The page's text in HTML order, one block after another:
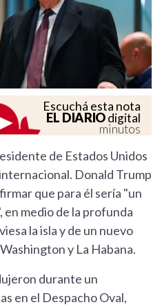
Escuchá esta nota
EL DIARIOdigital
minutos
de Estados Unidos
Donald Trump
que para él sería "un
medio de la profunda
la isla y de un nuevo
y La Habana.
durante un
en el Despacho Oval,